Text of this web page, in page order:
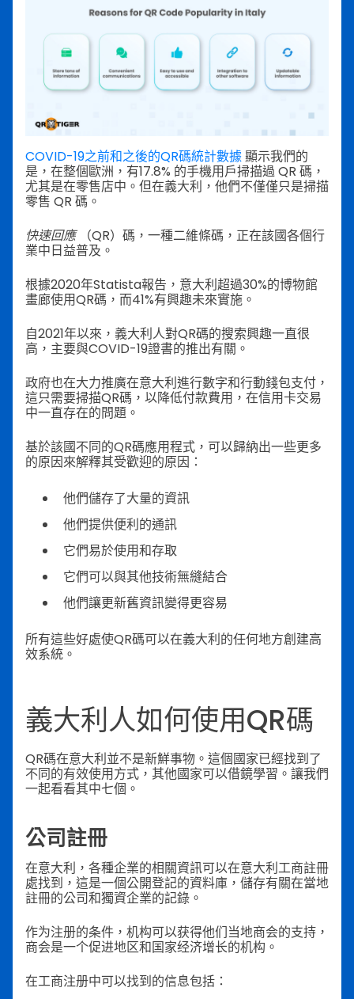
COVID-19之前和之後的QR碼統計數據顯示我們的
是，在整個歐洲，有17.8% 的手機用戶掃描過 QR 碼，
尤其是在零售店中。但在義大利，他們不僅僅只是掃描
零售 QR 碼。
快速回應 （QR）碼，一種二維條碼，正在該國各個行
業中日益普及。
根據2020年Statista報告，意大利超過30%的博物館
畫廊使用QR碼，而41%有興趣未來實施。
自2021年以來，義大利人對QR碼的搜索興趣一直很
高，主要與COVID-19證書的推出有關。
政府也在大力推廣在意大利進行數字和行動錢包支付，
這只需要掃描QR碼，以降低付款費用，在信用卡交易
中一直存在的問題。
基於該國不同的QR碼應用程式，可以歸納出一些更多
的原因來解釋其受歡迎的原因：
他們儲存了大量的資訊
他們提供便利的通訊
它們易於使用和存取
它們可以與其他技術無縫結合
他們讓更新舊資訊變得更容易
所有這些好處使QR碼可以在義大利的任何地方創建高
效系統。
義大利人如何使用QR碼
QR碼在意大利並不是新鮮事物。這個國家已經找到了
不同的有效使用方式，其他國家可以借鏡學習。讓我們
一起看看其中七個。
公司註冊
在意大利，各種企業的相關資訊可以在意大利工商註冊
處找到，這是一個公開登記的資料庫，儲存有關在當地
註冊的公司和獨資企業的記錄。
作为注册的条件，机构可以获得他们当地商会的支持，
商会是一个促进地区和国家经济增长的机构。
在工商注册中可以找到的信息包括：